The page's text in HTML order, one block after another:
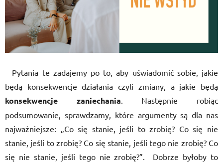
Pytania te zadajemy po to, aby uświadomić sobie, jakie
będą konsekwencje działania czyli zmiany, a jakie będą
konsekwencje zaniechania. Następnie robiąc
podsumowanie, sprawdzamy, które argumenty są dla nas
najważniejsze: „Co się stanie, jeśli to zrobię? Co się nie
stanie, jeśli to zrobię? Co się stanie, jeśli tego nie zrobię? Co
się nie stanie, jeśli tego nie zrobię?”. Dobrze byłoby to